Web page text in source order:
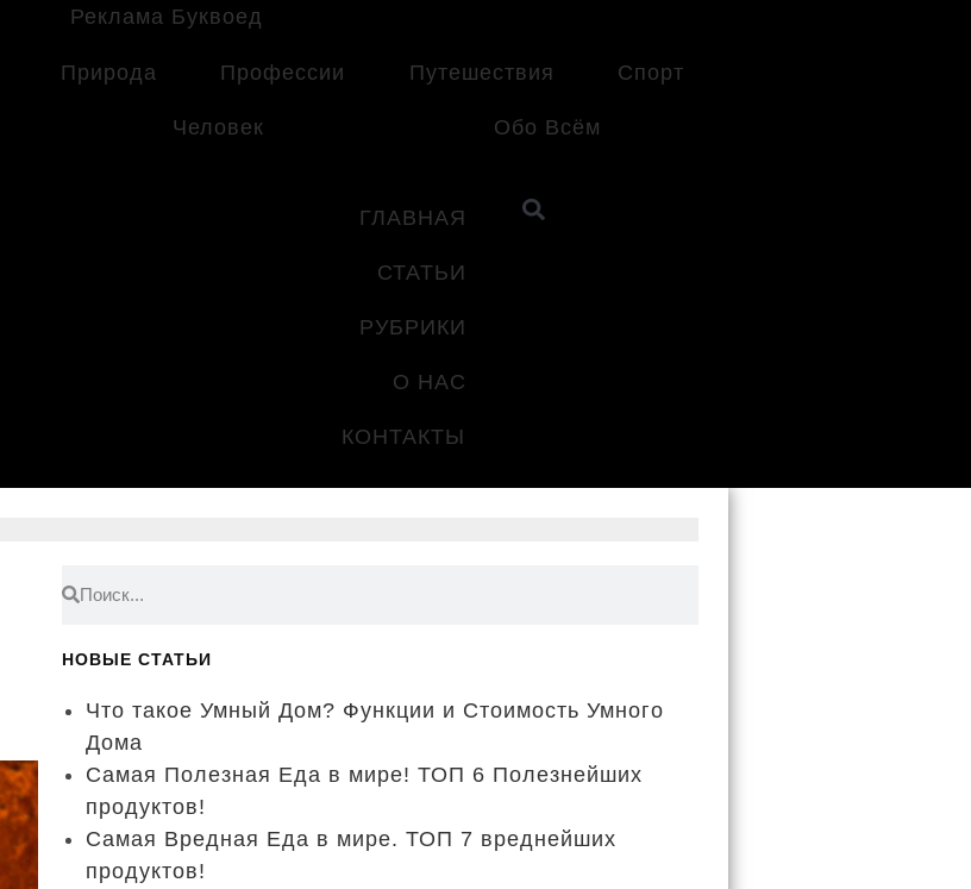
Природа Профессии Путешествия Спорт
Человек Обо Всём
ГЛАВНАЯ
СТАТЬИ
РУБРИКИ
О НАС
КОНТАКТЫ
НОВЫЕ СТАТЬИ
Что такое Умный Дом? Функции и Стоимость Умного
Дома
Самая Полезная Еда в мире! ТОП 6 Полезнейших
продуктов!
Самая Вредная Еда в мире. ТОП 7 вреднейших
продуктов!